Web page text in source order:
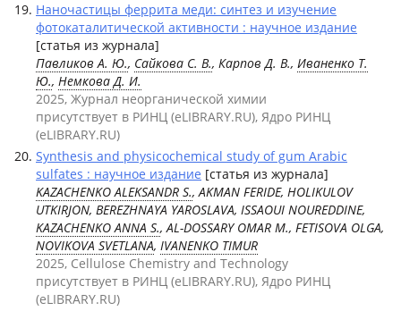
Наночастицы феррита меди: синтез и изучение
фотокаталитической активности : научное издание
[статья из журнала]
Павликов А. Ю., Сайкова С. В., Карпов Д. В., Иваненко Т.
Ю., Немкова Д. И.
2025, Журнал неорганической химии
присутствует в РИНЦ (eLIBRARY.RU), Ядро РИНЦ
(eLIBRARY.RU)
Synthesis and physicochemical study of gum Arabic
sulfates : научное издание [статья из журнала]
KAZACHENKO ALEKSANDR S., AKMAN FERIDE, HOLIKULOV
UTKIRJON, BEREZHNAYA YAROSLAVA, ISSAOUI NOUREDDINE,
KAZACHENKO ANNA S., AL-DOSSARY OMAR M., FETISOVA OLGA,
NOVIKOVA SVETLANA, IVANENKO TIMUR
2025, Cellulose Chemistry and Technology
присутствует в РИНЦ (eLIBRARY.RU), Ядро РИНЦ
(eLIBRARY.RU)